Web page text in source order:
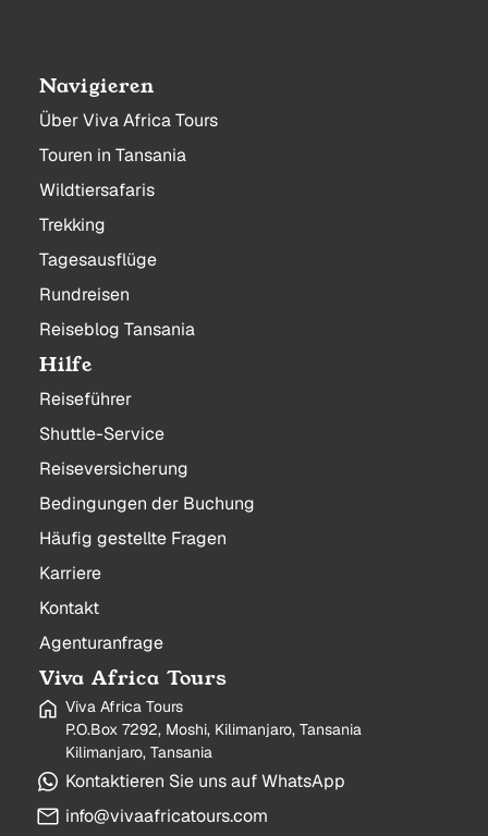
Navigieren
Über Viva Africa Tours
Touren in Tansania
Wildtiersafaris
Trekking
Tagesausflüge
Rundreisen
Reiseblog Tansania
Hilfe
Reiseführer
Shuttle-Service
Reiseversicherung
Bedingungen der Buchung
Häufig gestellte Fragen
Karriere
Kontakt
Agenturanfrage
Viva Africa Tours
Viva Africa Tours
P.O.Box 7292, Moshi, Kilimanjaro, Tansania
Kilimanjaro, Tansania
Kontaktieren Sie uns auf WhatsApp
info@vivaafricatours.com